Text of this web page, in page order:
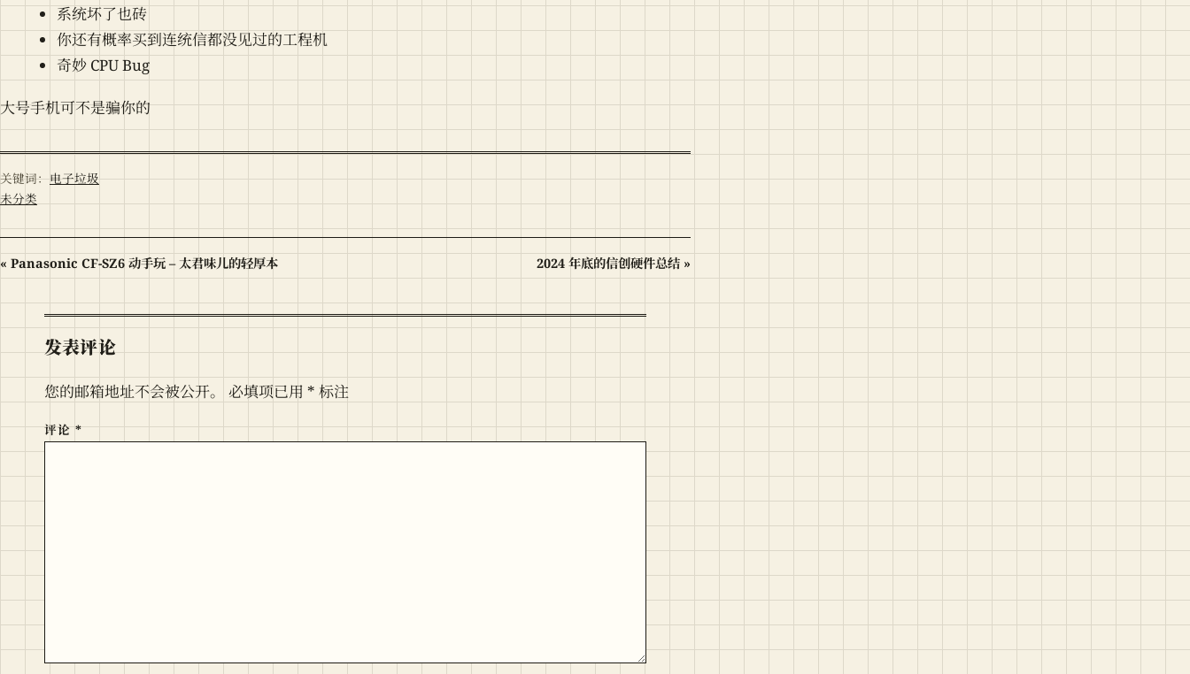
系统坏了也砖
你还有概率买到连统信都没见过的工程机
奇妙 CPU Bug
大号手机可不是骗你的
关键词：电子垃圾
未分类
« Panasonic CF-SZ6 动手玩 – 太君味儿的轻厚本 2024 年底的信创硬件总结 »
发表评论
您的邮箱地址不会被公开。 必填项已用 * 标注
评论*